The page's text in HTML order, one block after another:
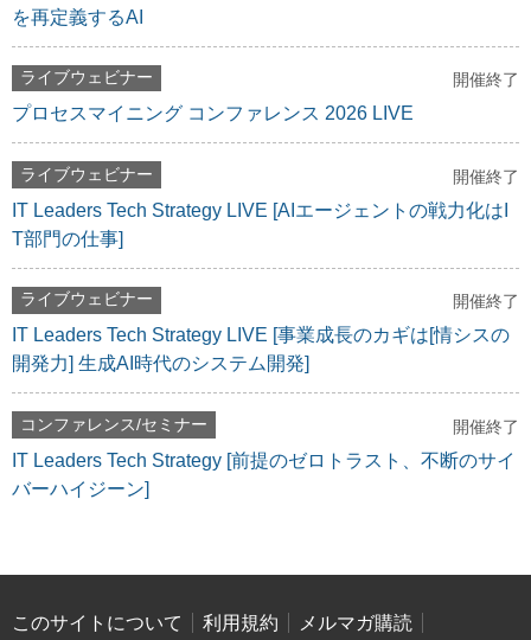
を再定義するAI
ライブウェビナー 開催終了
プロセスマイニング コンファレンス 2026 LIVE
ライブウェビナー 開催終了
IT Leaders Tech Strategy LIVE [AIエージェントの戦力化はI
T部門の仕事]
ライブウェビナー 開催終了
IT Leaders Tech Strategy LIVE [事業成長のカギは[情シスの
開発力] 生成AI時代のシステム開発]
コンファレンス/セミナー 開催終了
IT Leaders Tech Strategy [前提のゼロトラスト、不断のサイ
バーハイジーン]
このサイトについて 利用規約
メルマガ購読